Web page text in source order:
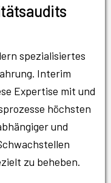
spezialisiertes
Interim
Expertise mit und
höchsten
und
zu beheben.